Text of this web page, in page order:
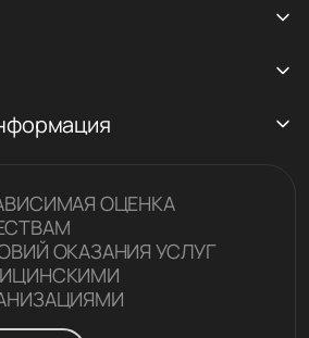
ОЦЕНКА
ОКАЗАНИЯ УСЛУГ